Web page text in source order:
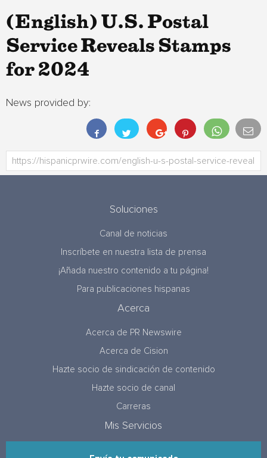
(English) U.S. Postal
Service Reveals Stamps
for 2024
News provided by:
Soluciones
Canal de noticias
Inscríbete en nuestra lista de prensa
¡Añada nuestro contenido a tu página!
Para publicaciones hispanas
Acerca
Acerca de PR Newswire
Acerca de Cision
Hazte socio de sindicación de contenido
Hazte socio de canal
Carreras
Mis Servicios